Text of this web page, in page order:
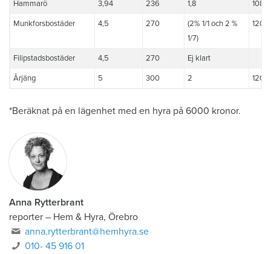
Hammarö 3,94 236 1,8 108
Munkforsbostäder 4,5 270
(2% 1/1 och 2 %
1/7)
Filipstadsbostäder 4,5 270 Ej klart
Årjäng 5 300 2 120
*Beräknat på en lägenhet med en hyra på 6000 kronor.
Anna Rytterbrant
reporter – Hem & Hyra, Örebro
anna.rytterbrant@hemhyra.se
010- 45 916 01